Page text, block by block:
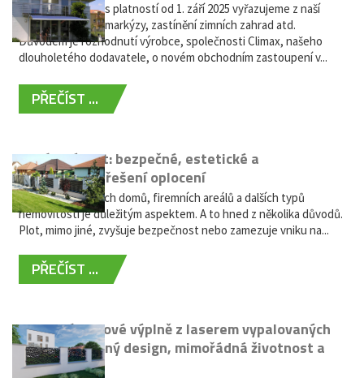
Vážení zákazníci, s platností od 1. září 2025 vyřazujeme z naší
nabídky výsuvné markýzy, zastínění zimních zahrad atd.
Důvodem je rozhodnutí výrobce, společnosti Climax, našeho
dlouholetého dodavatele, o novém obchodním zastoupení v...
PŘEČÍST ...
Hliníkový plot: bezpečné, estetické a
bezúdržbové řešení oplocení
Oplocení rodinných domů, firemních areálů a dalších typů
nemovitostí je důležitým aspektem. A to hned z několika důvodů.
Plot, mimo jiné, zvyšuje bezpečnost nebo zamezuje vniku na...
PŘEČÍST ...
Moderní plotové výplně z laserem vypalovaných
kovů: výjimečný design, mimořádná životnost a
žádná údržba